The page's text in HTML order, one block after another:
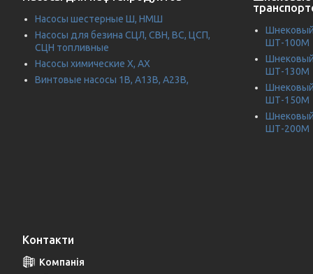
Насосы шестерные Ш, НМШ
Насосы для безина СЦЛ, СВН, ВС, ЦСП,
СЦН топливные
Насосы химические Х, АХ
Винтовые насосы 1В, А13В, А23В,
Шнековый
ШТ-100М
Шнековый
ШТ-130М
Шнековый
ШТ-150М
Шнековый
ШТ-200М
Контакти